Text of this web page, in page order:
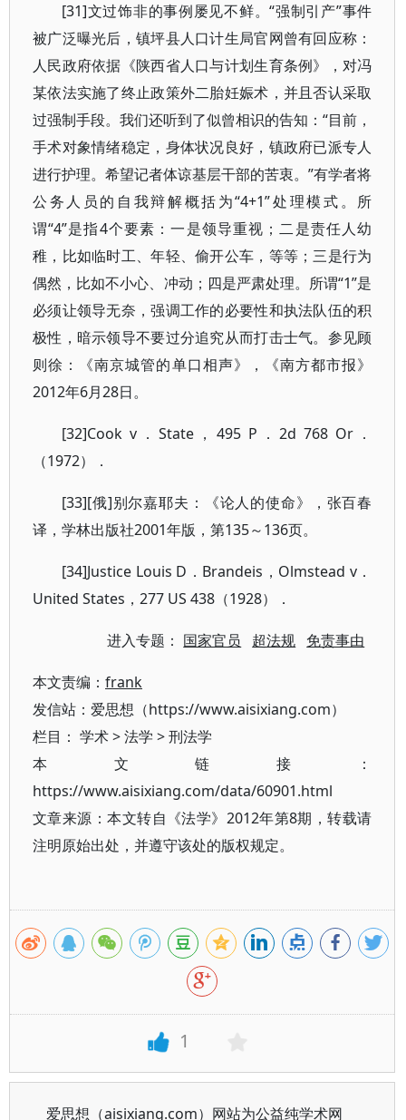
[31]文过饰非的事例屡见不鲜。“强制引产”事件
被广泛曝光后，镇坪县人口计生局官网曾有回应称：
人民政府依据《陕西省人口与计划生育条例》，对冯
某依法实施了终止政策外二胎妊娠术，并且否认采取
过强制手段。我们还听到了似曾相识的告知：“目前，
手术对象情绪稳定，身体状况良好，镇政府已派专人
进行护理。希望记者体谅基层干部的苦衷。”有学者将
公务人员的自我辩解概括为“4+1”处理模式。所
谓“4”是指4个要素：一是领导重视；二是责任人幼
稚，比如临时工、年轻、偷开公车，等等；三是行为
偶然，比如不小心、冲动；四是严肃处理。所谓“1”是
必须让领导无奈，强调工作的必要性和执法队伍的积
极性，暗示领导不要过分追究从而打击士气。参见顾
则徐：《南京城管的单口相声》，《南方都市报》
2012年6月28日。
[32]Cook v．State，495 P．2d 768 Or．
（1972）．
[33][俄]别尔嘉耶夫：《论人的使命》，张百春
译，学林出版社2001年版，第135～136页。
[34]Justice Louis D．Brandeis，Olmstead v．
United States，277 US 438（1928）．
进入专题： 国家官员 超法规 免责事由
本文责编： frank
发信站：爱思想（https://www.aisixiang.com）
栏目： 学术>法学 >刑法学
本文链接：
https://www.aisixiang.com/data/60901.html
文章来源：本文转自《法学》2012年第8期，转载请
注明原始出处，并遵守该处的版权规定。
1
爱思想（aisixiang.com）网站为公益纯学术网